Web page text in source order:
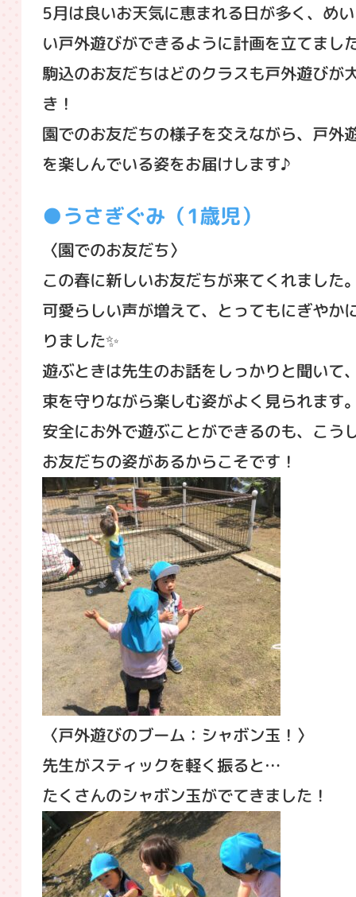
5月は良いお天気に恵まれる日が多く、め
い戸外遊びができるように計画を立てまし
駒込のお友だちはどのクラスも戸外遊びが
き！
園でのお友だちの様子を交えながら、戸外
を楽しんでいる姿をお届けします♪
うさぎぐみ（1歳児）
〈園でのお友だち〉
この春に新しいお友だちが来てくれました
可愛らしい声が増えて、とってもにぎやか
りました✨
遊ぶときは先生のお話をしっかりと聞いて
束を守りながら楽しむ姿がよく見られます
安全にお外で遊ぶことができるのも、こう
お友だちの姿があるからこそです！
〈戸外遊びのブーム：シャボン玉！〉
先生がスティックを軽く振ると…
たくさんのシャボン玉がでてきました！